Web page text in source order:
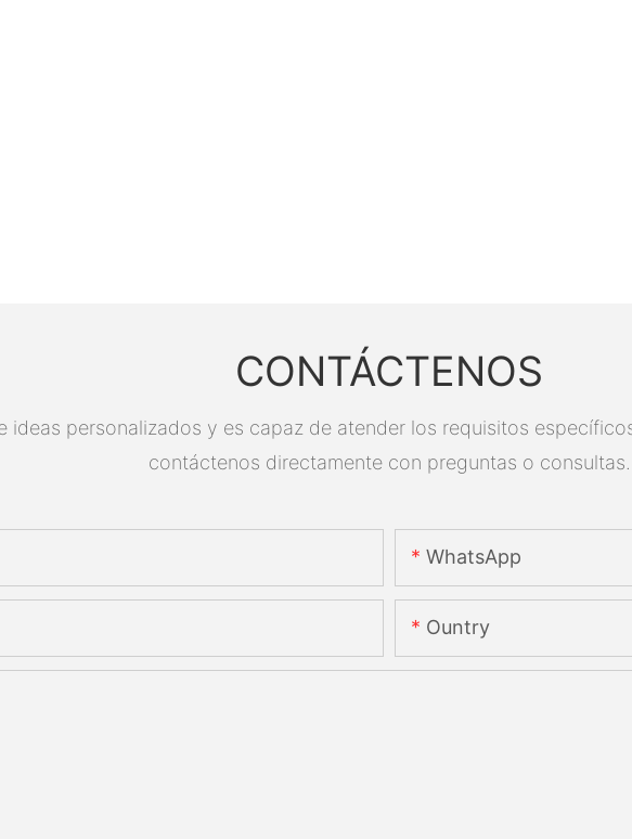
CONTÁCTENOS
ideas personalizados y es capaz de atender los requisitos
contáctenos directamente con preguntas o consultas.
WhatsApp
Ountry